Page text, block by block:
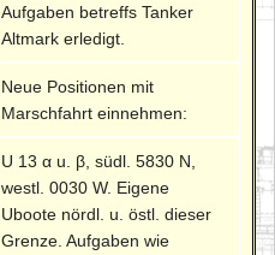
Aufgaben betreffs Tanker
Altmark erledigt.
Neue Positionen mit
Marschfahrt einnehmen:
U 13 α u. β, südl. 5830 N,
westl. 0030 W. Eigene
Uboote nördl. u. östl. dieser
Grenze. Aufgaben wie